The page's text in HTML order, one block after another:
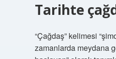
Tarihte
“Çağdaş” kelimesi
zamanlarda meydana